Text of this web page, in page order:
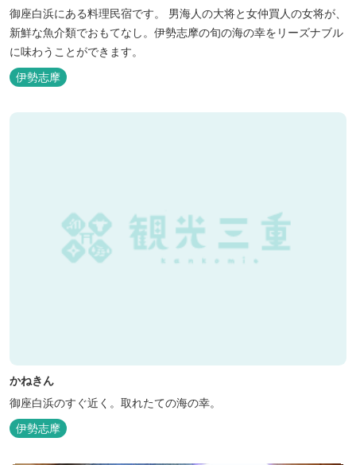
御座白浜にある料理民宿です。 男海人の大将と女仲買人の女将が、
新鮮な魚介類でおもてなし。伊勢志摩の旬の海の幸をリーズナブル
に味わうことができます。
伊勢志摩
かねきん
御座白浜のすぐ近く。取れたての海の幸。
伊勢志摩